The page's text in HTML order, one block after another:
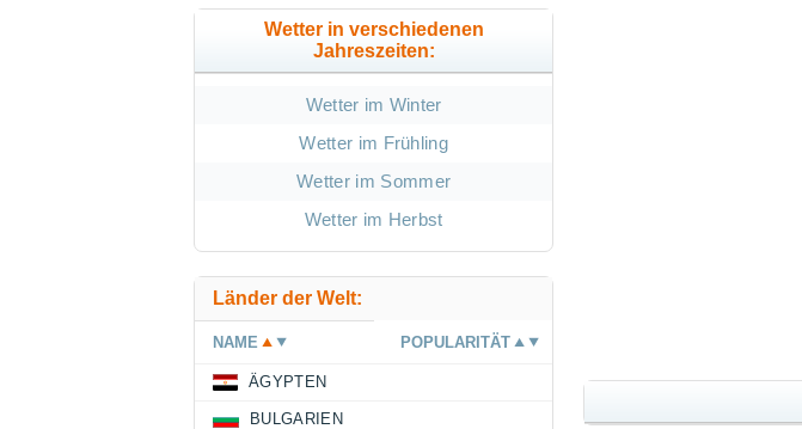
Wetter in verschiedenen
Jahreszeiten:
Wetter im Winter
Wetter im Frühling
Wetter im Sommer
Wetter im Herbst
Länder der Welt:
NAME POPULARITÄT
ÄGYPTEN
BULGARIEN